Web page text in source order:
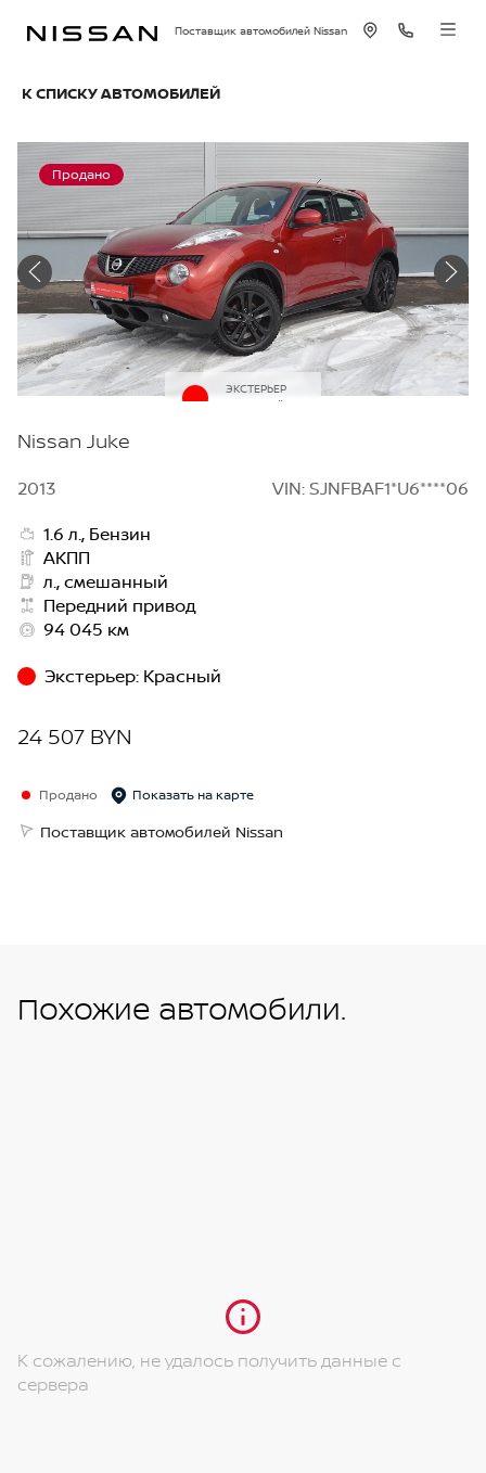
Поставщик автомобилей Nissan
К СПИСКУ АВТОМОБИЛЕЙ
Продано
ЭКСТЕРЬЕР
Красный
Nissan Juke
2013
VIN: SJNFBAF1*U6****06
1.6 л., Бензин
АКПП
л., смешанный
Передний привод
94 045 км
Экстерьер: Красный
24 507 BYN
Продано Показать на карте
Поставщик автомобилей Nissan
Похожие автомобили.
К сожалению, не удалось получить данные с
сервера